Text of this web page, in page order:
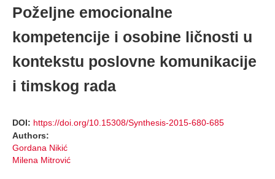
Poželjne emocionalne
kompetencije i osobine ličnosti u
kontekstu poslovne komunikacije
i timskog rada
DOI: https://doi.org/10.15308/Synthesis-2015-680-685
Authors:
Gordana Nikić
Milena Mitrović